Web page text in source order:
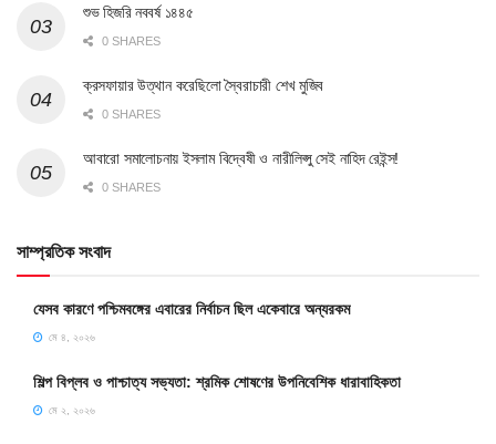
শুভ হিজরি নববর্ষ ১৪৪৫
0 SHARES
ক্রসফায়ার উত্থান করেছিলো স্বৈরাচারী শেখ মুজিব
0 SHARES
আবারো সমালোচনায় ইসলাম বিদ্বেষী ও নারীলিপ্সু সেই নাহিদ রেইন্স!
0 SHARES
সাম্প্রতিক সংবাদ
যেসব কারণে পশ্চিমবঙ্গের এবারের নির্বাচন ছিল একেবারে অন্যরকম
মে ৪, ২০২৬
শিল্প বিপ্লব ও পাশ্চাত্য সভ্যতা: শ্রমিক শোষণের উপনিবেশিক ধারাবাহিকতা
মে ২, ২০২৬